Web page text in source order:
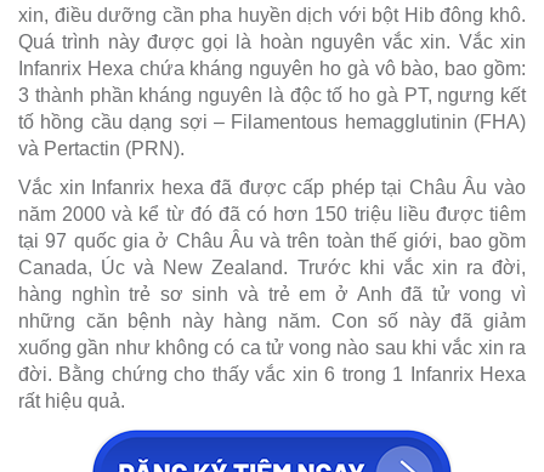
xin, điều dưỡng cần pha huyền dịch với bột Hib đông khô.
Quá trình này được gọi là hoàn nguyên vắc xin. Vắc xin
Infanrix Hexa chứa kháng nguyên ho gà vô bào, bao gồm:
3 thành phần kháng nguyên là độc tố ho gà PT, ngưng kết
tố hồng cầu dạng sợi – Filamentous hemagglutinin (FHA)
và Pertactin (PRN).
Vắc xin Infanrix hexa đã được cấp phép tại Châu Âu vào
năm 2000 và kể từ đó đã có hơn 150 triệu liều được tiêm
tại 97 quốc gia ở Châu Âu và trên toàn thế giới, bao gồm
Canada, Úc và New Zealand. Trước khi vắc xin ra đời,
hàng nghìn trẻ sơ sinh và trẻ em ở Anh đã tử vong vì
những căn bệnh này hàng năm. Con số này đã giảm
xuống gần như không có ca tử vong nào sau khi vắc xin ra
đời. Bằng chứng cho thấy vắc xin 6 trong 1 Infanrix Hexa
rất hiệu quả.